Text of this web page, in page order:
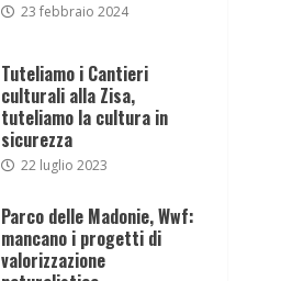
23 febbraio 2024
Tuteliamo i Cantieri
culturali alla Zisa,
tuteliamo la cultura in
sicurezza
22 luglio 2023
Parco delle Madonie, Wwf:
mancano i progetti di
valorizzazione